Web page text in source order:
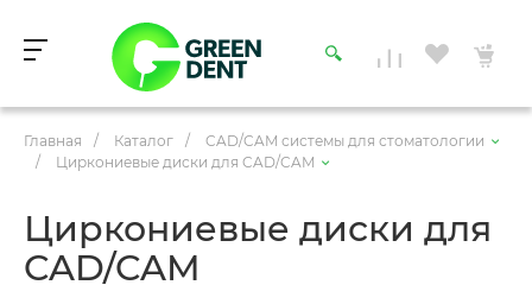
Главная / Каталог /
CAD/CAM системы для стоматологии
/
Циркониевые диски для CAD/CAM
Циркониевые диски для
CAD/CAM